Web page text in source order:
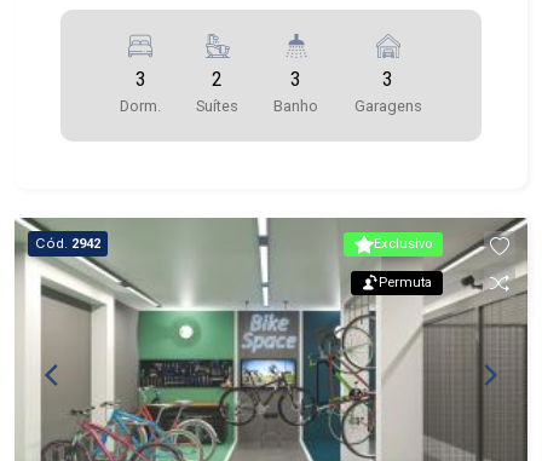
3
Dorm.
2
Suítes
3
Banho
3
Garagens
Exclusivo
Permuta
Cód. 2942